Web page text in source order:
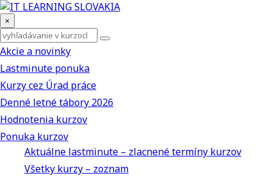
×
Akcie a novinky
Lastminute ponuka
Kurzy cez Úrad práce
Denné letné tábory 2026
Hodnotenia kurzov
Ponuka kurzov
Aktuálne lastminute – zlacnené termíny kurzov
Všetky kurzy – zoznam